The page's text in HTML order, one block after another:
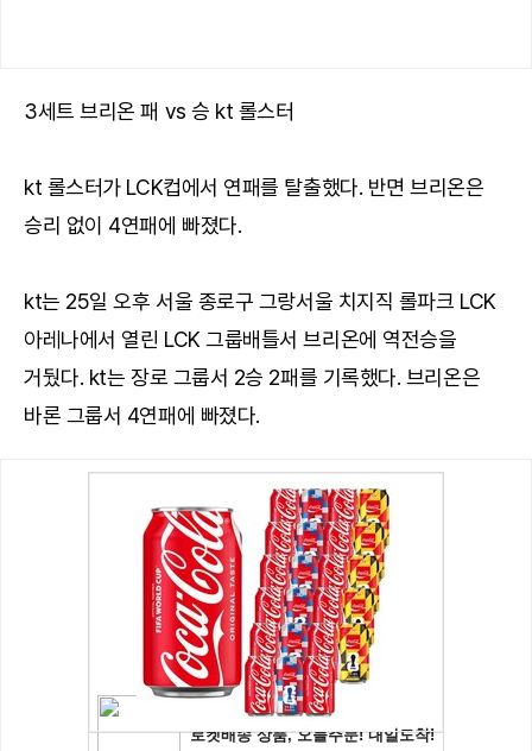
3세트 브리온 패 vs 승 kt 롤스터
kt 롤스터가 LCK컵에서 연패를 탈출했다. 반면 브리온은
승리 없이 4연패에 빠졌다.
kt는 25일 오후 서울 종로구 그랑서울 치지직 롤파크 LCK
아레나에서 열린 LCK 그룹배틀서 브리온에 역전승을
거뒀다. kt는 장로 그룹서 2승 2패를 기록했다. 브리온은
바론 그룹서 4연패에 빠졌다.